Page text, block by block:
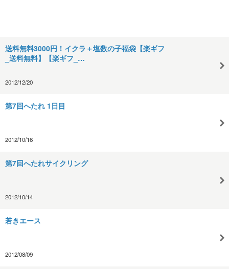
送料無料3000円！イクラ＋塩数の子福袋【楽ギフ
_送料無料】【楽ギフ_…
2012/12/20
第7回へたれ 1日目
2012/10/16
第7回へたれサイクリング
2012/10/14
若きエース
2012/08/09